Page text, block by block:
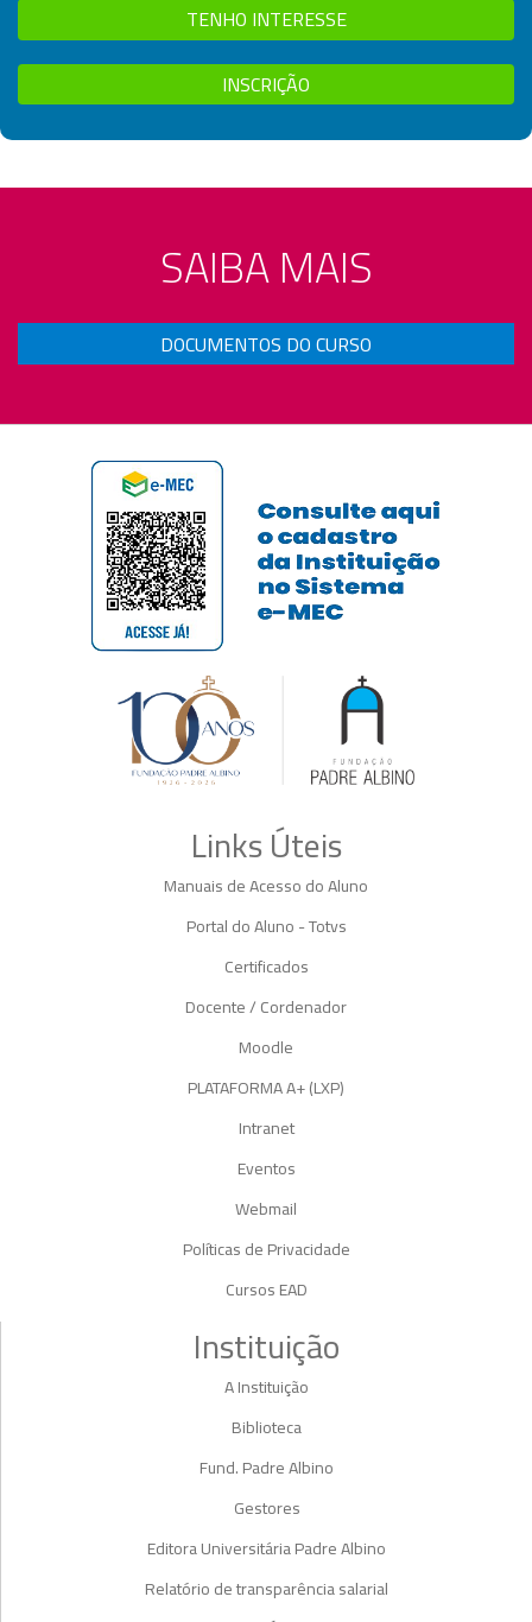
TENHO INTERESSE
INSCRIÇÃO
SAIBA MAIS
DOCUMENTOS DO CURSO
Links Úteis
Manuais de Acesso do Aluno
Portal do Aluno - Totvs
Certificados
Docente / Cordenador
Moodle
PLATAFORMA A+ (LXP)
Intranet
Eventos
Webmail
Políticas de Privacidade
Cursos EAD
Instituição
A Instituição
Biblioteca
Fund. Padre Albino
Gestores
Editora Universitária Padre Albino
Relatório de transparência salarial